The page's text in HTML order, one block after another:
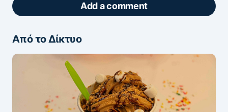
Add a comment
ΖΩΝΤΑΝΆ ΣΧΌΛΙΑ
Πάρτε μέρος στη συζήτηση — το σχόλιό σας
ελέγχεται άμεσα από AI (Ελληνικά & Αγγλικά).
ΠΡΟΣΤΑΣΊΑ AI
Από το Δίκτυο